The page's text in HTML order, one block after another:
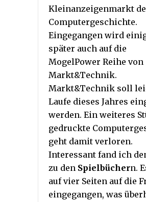
Kleinanzeigenmarkt
Computergeschichte.
Eingegangen wird
später auch auf die
MogelPower Reihe von
Markt&Technik.
Markt&Technik soll
Laufe dieses Jahres
werden. Ein weiteres
gedruckte
geht damit verloren.
Interessant fand ich
zu den Spielbüchern.
auf vier Seiten auf die
eingegangen, was